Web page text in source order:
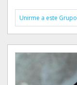
Unirme a este Grupo